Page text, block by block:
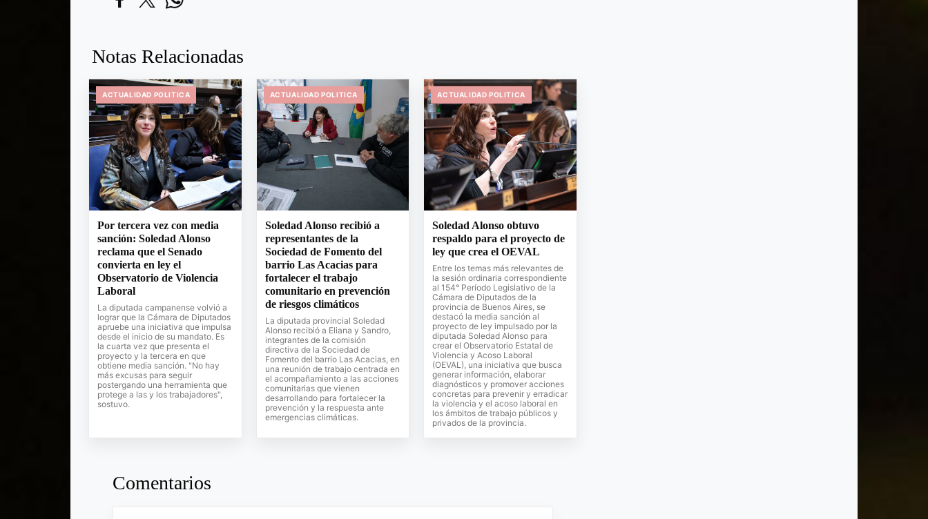
Notas Relacionadas
ACTUALIDAD POLITICA
Por tercera vez con media
sanción: Soledad Alonso
reclama que el Senado
convierta en ley el
Observatorio de Violencia
Laboral
La diputada campanense volvió a
lograr que la Cámara de Diputados
apruebe una iniciativa que impulsa
desde el inicio de su mandato. Es
la cuarta vez que presenta el
proyecto y la tercera en que
obtiene media sanción. "No hay
más excusas para seguir
postergando una herramienta que
protege a las y los trabajadores",
sostuvo.
ACTUALIDAD POLITICA
Soledad Alonso recibió a
representantes de la
Sociedad de Fomento del
barrio Las Acacias para
fortalecer el trabajo
comunitario en prevención
de riesgos climáticos
La diputada provincial Soledad
Alonso recibió a Eliana y Sandro,
integrantes de la comisión
directiva de la Sociedad de
Fomento del barrio Las Acacias, en
una reunión de trabajo centrada en
el acompañamiento a las acciones
comunitarias que vienen
desarrollando para fortalecer la
prevención y la respuesta ante
emergencias climáticas.
ACTUALIDAD POLITICA
Soledad Alonso obtuvo
respaldo para el proyecto de
ley que crea el OEVAL
Entre los temas más relevantes de
la sesión ordinaria correspondiente
al 154° Período Legislativo de la
Cámara de Diputados de la
provincia de Buenos Aires, se
destacó la media sanción al
proyecto de ley impulsado por la
diputada Soledad Alonso para
crear el Observatorio Estatal de
Violencia y Acoso Laboral
(OEVAL), una iniciativa que busca
generar información, elaborar
diagnósticos y promover acciones
concretas para prevenir y erradicar
la violencia y el acoso laboral en
los ámbitos de trabajo públicos y
privados de la provincia.
Comentarios